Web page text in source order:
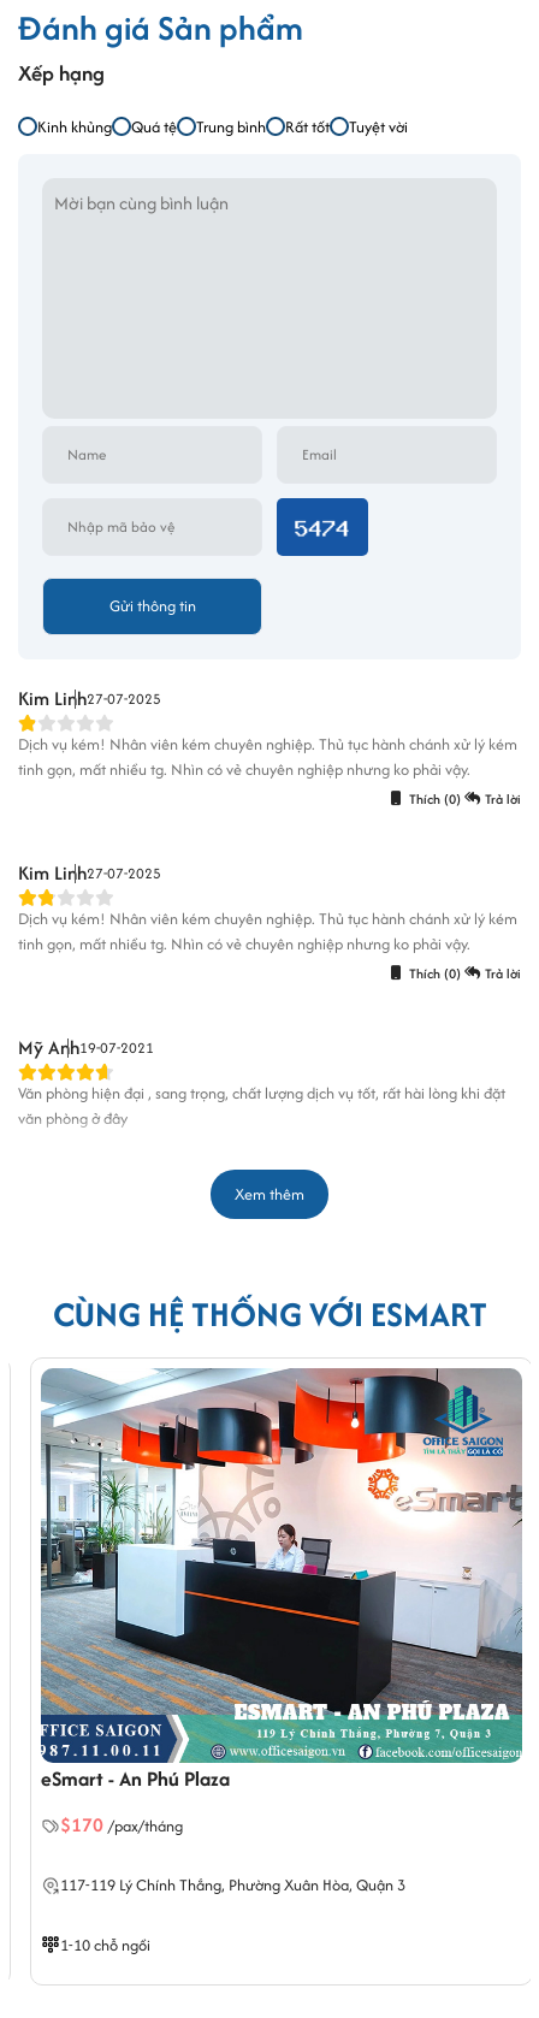
Đánh giá Sản phẩm
Xếp hạng
Kinh khủng Quá tệ Trung bình Rất tốt Tuyệt vời
Kim Linh27-07-2025
Dịch vụ kém! Nhân viên kém chuyên nghiệp. Thủ tục hành chánh xử lý kém
tinh gọn, mất nhiều tg. Nhìn có vẻ chuyên nghiệp nhưng ko phải vậy.
Thích (0) Trả lời
Kim Linh27-07-2025
Dịch vụ kém! Nhân viên kém chuyên nghiệp. Thủ tục hành chánh xử lý kém
tinh gọn, mất nhiều tg. Nhìn có vẻ chuyên nghiệp nhưng ko phải vậy.
Thích (0) Trả lời
Mỹ Anh19-07-2021
Văn phòng hiện đại , sang trọng, chất lượng dịch vụ tốt, rất hài lòng khi đặt
văn phòng ở đây
Xem thêm
CÙNG HỆ THỐNG VỚI ESMART
eSmart - An Phú Plaza
$170/pax/tháng
117-119 Lý Chính Thắng,Phường Xuân Hòa, Quận 3
1-10 chỗ ngồi